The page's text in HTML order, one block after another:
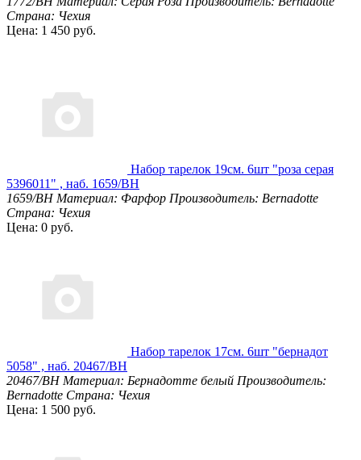
Страна: Чехия
Цена: 1 450 руб.
Набор тарелок 19см. 6шт "роза серая
5396011" , наб. 1659/BH
1659/BH Материал: Фарфор Производитель: Bernadotte
Страна: Чехия
Цена: 0 руб.
Набор тарелок 17см. 6шт "бернадот
5058" , наб. 20467/BH
20467/BH Материал: Бернадотте белый Производитель:
Bernadotte Страна: Чехия
Цена: 1 500 руб.